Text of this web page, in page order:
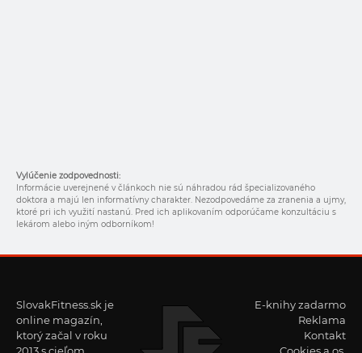
Vylúčenie zodpovednosti:
Informácie uverejnené v článkoch nie sú náhradou rád špecializovaného
doktora a majú len informatívny charakter. Nezodpovedáme za zranenia a ujmy,
ktoré pri ich využití nastanú. Pred ich aplikovaním odporúčame konzultáciu s
lekárom alebo iným odborníkom!
SlovakFitness.sk je
online magazín,
ktorý začal v roku
2013 s cieľom
E-knihy zadarmo
Reklama
Kontakt
Cookies a os.